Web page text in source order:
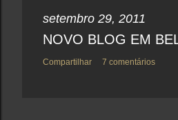
setembro 29, 2011
NOVO BLOG EM
Compartilhar 7 comentários